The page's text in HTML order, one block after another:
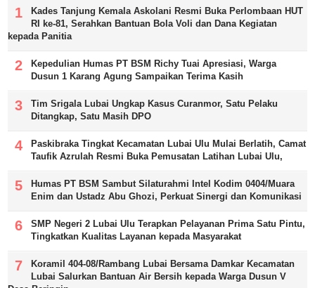
Kades Tanjung Kemala Askolani Resmi Buka Perlombaan HUT
RI ke-81, Serahkan Bantuan Bola Voli dan Dana Kegiatan
kepada Panitia
Kepedulian Humas PT BSM Richy Tuai Apresiasi, Warga
Dusun 1 Karang Agung Sampaikan Terima Kasih
Tim Srigala Lubai Ungkap Kasus Curanmor, Satu Pelaku
Ditangkap, Satu Masih DPO
Paskibraka Tingkat Kecamatan Lubai Ulu Mulai Berlatih, Camat
Taufik Azrulah Resmi Buka Pemusatan Latihan Lubai Ulu,
Humas PT BSM Sambut Silaturahmi Intel Kodim 0404/Muara
Enim dan Ustadz Abu Ghozi, Perkuat Sinergi dan Komunikasi
SMP Negeri 2 Lubai Ulu Terapkan Pelayanan Prima Satu Pintu,
Tingkatkan Kualitas Layanan kepada Masyarakat
Koramil 404-08/Rambang Lubai Bersama Damkar Kecamatan
Lubai Salurkan Bantuan Air Bersih kepada Warga Dusun V